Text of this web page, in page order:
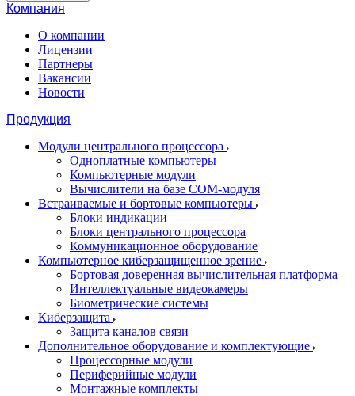
Компания
О компании
Лицензии
Партнеры
Вакансии
Новости
Продукция
Модули центрального процессора
Одноплатные компьютеры
Компьютерные модули
Вычислители на базе COM-модуля
Встраиваемые и бортовые компьютеры
Блоки индикации
Блоки центрального процессора
Коммуникационное оборудование
Компьютерное киберзащищенное зрение
Бортовая доверенная вычислительная платформа
Интеллектуальные видеокамеры
Биометрические системы
Киберзащита
Защита каналов связи
Дополнительное оборудование и комплектующие
Процессорные модули
Периферийные модули
Монтажные комплекты